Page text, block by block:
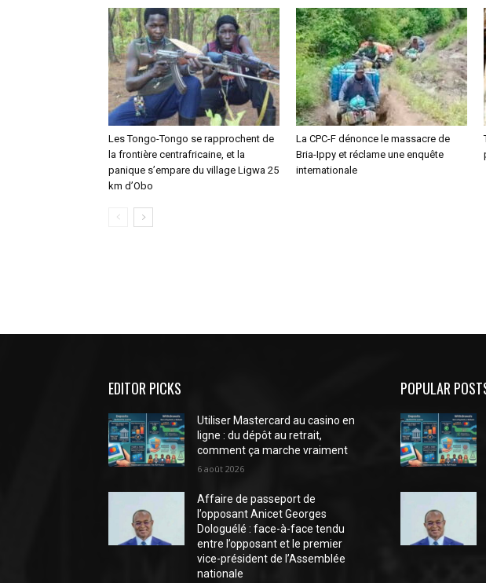
Les Tongo-Tongo se rapprochent de
la frontière centrafricaine, et la
panique s’empare du village Ligwa 25
km d’Obo
La CPC-F dénonce le massacre de
Bria-Ippy et réclame une enquête
internationale
EDITOR PICKS
Utiliser Mastercard au casino en
ligne : du dépôt au retrait,
comment ça marche vraiment
6 août 2026
Affaire de passeport de
l’opposant Anicet Georges
Dologuélé : face-à-face tendu
entre l’opposant et le premier
vice-président de l’Assemblée
nationale
POPULAR